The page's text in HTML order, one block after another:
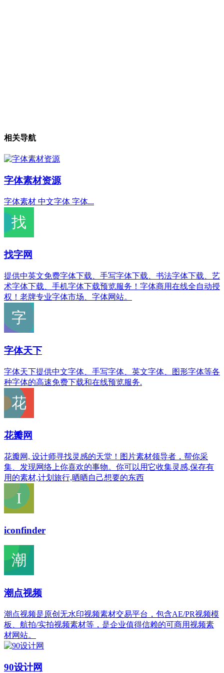
相关导航
字体素材资源
字体素材 中文字体 字体...
找字网
提供中英文免费字体下载、手写字体下载、书法字体下载、艺
术字体下载、手机字体下载预览服务！字体商用在线全自动授
权！老牌专业字体市场、字体网站。
字体天下
字体天下提供中文字体、手写字体、英文字体、图形字体等各
种字体的高速免费下载和在线预览服务.
花瓣网
花瓣网, 设计师寻找灵感的天堂！图片素材领导者，帮你采
集、发现网络上你喜欢的事物。你可以用它收集灵感,保存有
用的素材,计划旅行,晒晒自己想要的东西
iconfinder
潮点视频
潮点视频是原创无水印视频素材交易平台，包含AE/PR视频模
板、航拍/实拍视频素材等，是企业值得信赖的可商用视频素
材网站。
90设计网